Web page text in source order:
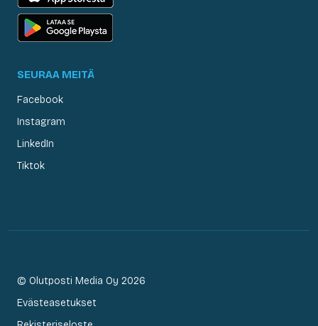
SEURAA MEITÄ
Facebook
Instagram
LinkedIn
Tiktok
© Olutposti Media Oy 2026
Evästeasetukset